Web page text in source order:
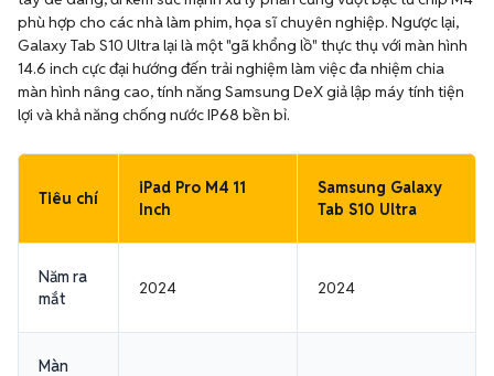
phù hợp cho các nhà làm phim, họa sĩ chuyên nghiệp. Ngược lại,
Galaxy Tab S10 Ultra lại là một "gã khổng lồ" thực thụ với màn hình
14.6 inch cực đại hướng đến trải nghiệm làm việc đa nhiệm chia
màn hình nâng cao, tính năng Samsung DeX giả lập máy tính tiện
lợi và khả năng chống nước IP68 bền bỉ.
Tiêu chí
iPad Pro M4 11
Inch
Samsung Galaxy
Tab S10 Ultra
Năm ra
mắt
2024 2024
Màn